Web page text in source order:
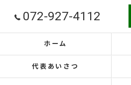
072-927-4112
ホーム
代表あいさつ